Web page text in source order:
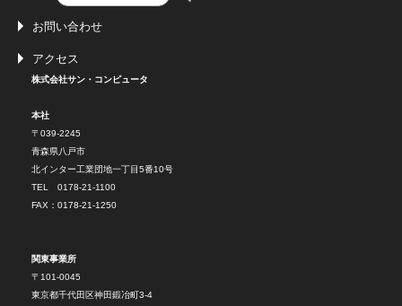
お問い合わせ
アクセス
株式会社サン・コンピュータ
本社
〒039-2245
青森県八戸市
北インター工業団地一丁目5番10号
TEL 0178-21-1100
FAX：0178-21-1250
関東事業所
〒101-0045
東京都千代田区神田鍛冶町3-4